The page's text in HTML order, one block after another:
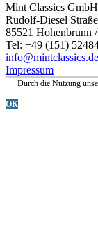
Mint Classics GmbH
Rudolf-Diesel
85521 Hohenbrunn
Tel: +49 (151)
info@mintclassics.de
Impressum
Durch die Nutzung
OK